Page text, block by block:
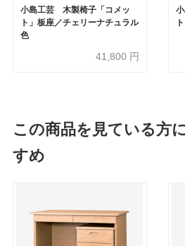
小島工芸 木製椅子「コメッ
ト」板座／チェリーナチュラル
色
41,800 円
この商品を見ている方
すめ